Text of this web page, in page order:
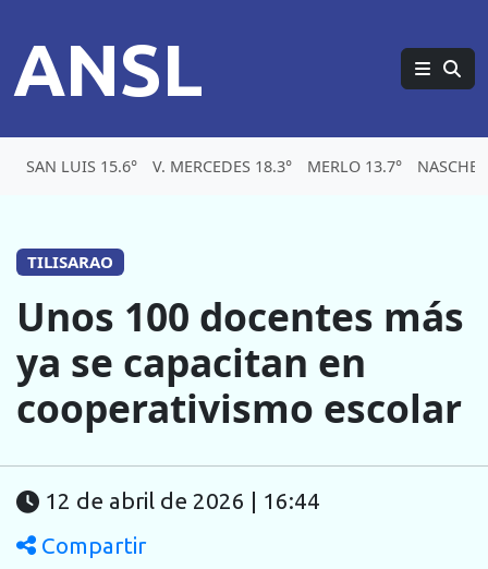
ANSL
SAN LUIS 15.6° V. MERCEDES 18.3° MERLO 13.7°
TILISARAO
Unos 100 docentes más
ya se capacitan en
cooperativismo escolar
12 de abril de 2026 | 16:44
Compartir